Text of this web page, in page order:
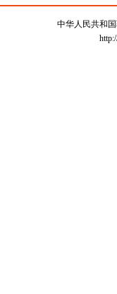
中华人民共和